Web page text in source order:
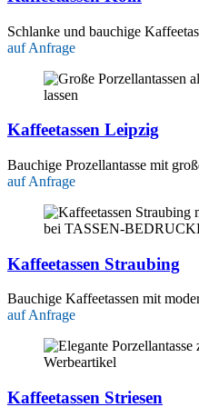
Schlanke und bauchige
auf Anfrage
Kaffeetassen Leipzig
Bauchige Prozellantasse mit
auf Anfrage
Kaffeetassen Straubing
Bauchige Kaffeetassen mit
auf Anfrage
Kaffeetassen Striesen